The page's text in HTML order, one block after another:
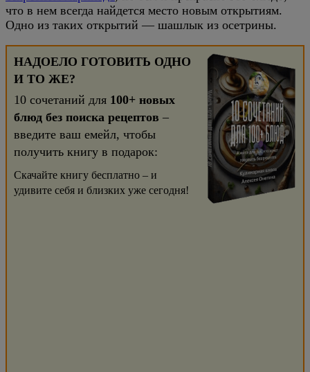
что в нем всегда найдется место новым открытиям.
Одно из таких открытий — шашлык из осетрины.
НАДОЕЛО ГОТОВИТЬ ОДНО
И ТО ЖЕ?
10 сочетаний для 100+ новых
блюд без поиска рецептов –
введите ваш емейл, чтобы
получить книгу в подарок:
Скачайте книгу бесплатно – и
удивите себя и близких уже сегодня!